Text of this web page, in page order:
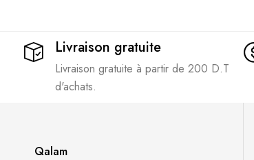
Livraison gratuite
Livraison gratuite à partir de 200 D.T
d'achats.
Qalam